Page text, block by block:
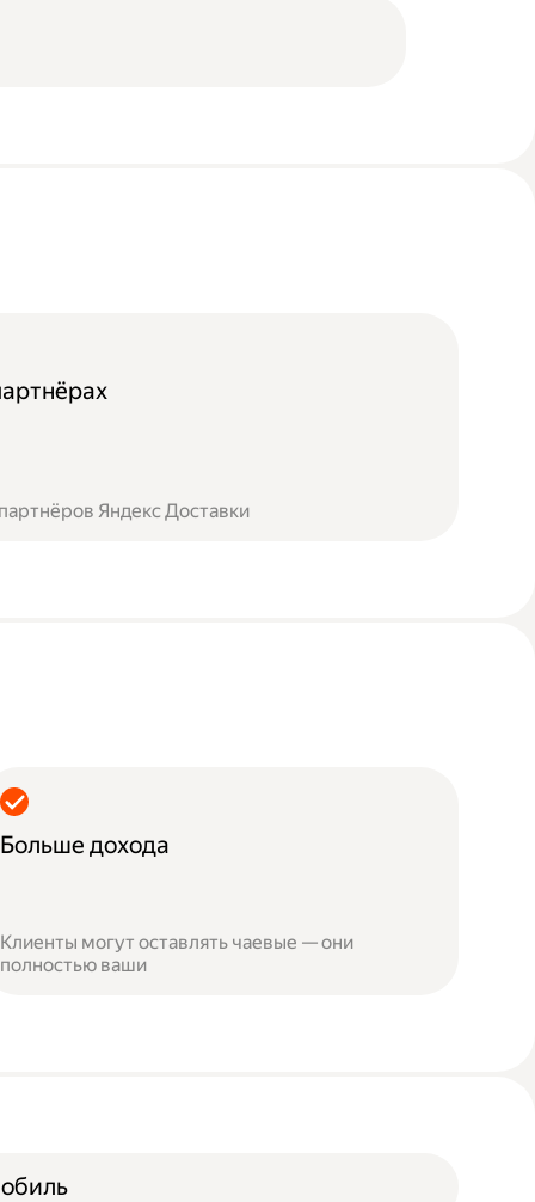
Яндекс Доставки
Больше дохода
Клиенты могут оставлять чаевые — они
полностью ваши